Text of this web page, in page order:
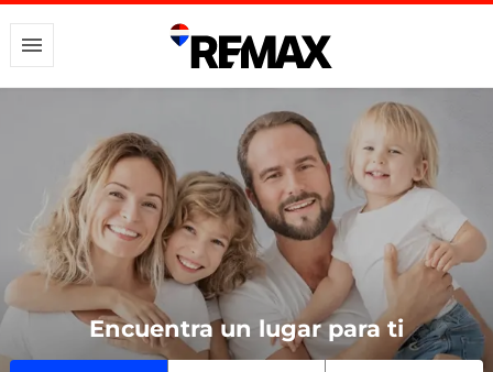
Encuentra un lugar para ti